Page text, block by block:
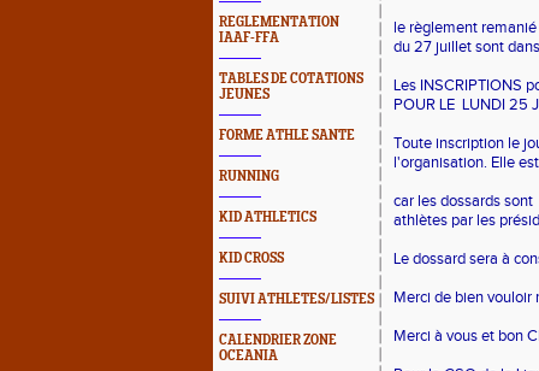
REGLEMENTATION
IAAF-FFA
TABLES DE COTATIONS
JEUNES
FORME ATHLE SANTE
RUNNING
KID ATHLETICS
KID CROSS
SUIVI ATHLETES/LISTES
CALENDRIER ZONE
OCEANIA
le règlement
du 27 juillet sont
Les INSCRIPTIONS
POUR LE LUNDI 25
Toute inscription le
l'organisation. Elle
car les dossards
athlètes par les
Le dossard sera à
Merci de bien vouloir
Merci à vous et bon